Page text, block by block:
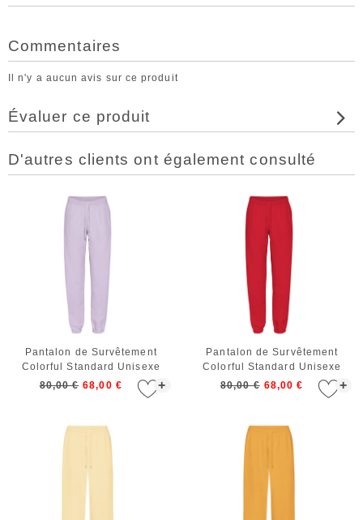
Commentaires
Il n'y a aucun avis sur ce produit
Évaluer ce produit
D'autres clients ont également consulté
+
Pantalon de Survêtement
Colorful Standard Unisexe
Organic Sweatpants Soft
80,00 € 68,00 € +
Pantalon de Survêtement
Colorful Standard Unisexe
Organic Sweatpants Scarlet
80,00 € 68,00 €